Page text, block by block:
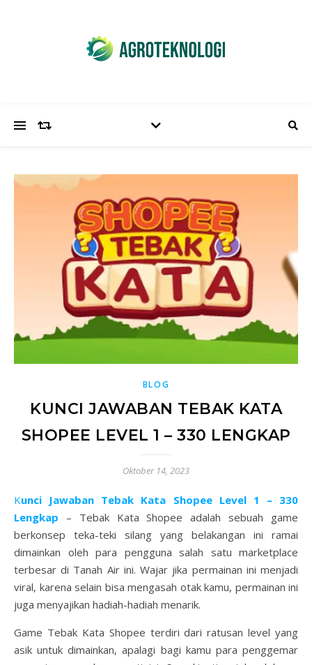
BLOG
KUNCI JAWABAN TEBAK KATA
SHOPEE LEVEL 1 – 330 LENGKAP
Oktober 14, 2023
Kunci Jawaban Tebak Kata Shopee Level 1 – 330
Lengkap
– Tebak Kata Shopee adalah sebuah game
berkonsep teka-teki silang yang belakangan ini ramai
dimainkan oleh para pengguna salah satu marketplace
terbesar di Tanah Air ini. Wajar jika permainan ini menjadi
viral, karena selain bisa mengasah otak kamu, permainan ini
juga menyajikan hadiah-hadiah menarik.
Game Tebak Kata Shopee terdiri dari ratusan level yang
asik untuk dimainkan, apalagi bagi kamu para penggemar